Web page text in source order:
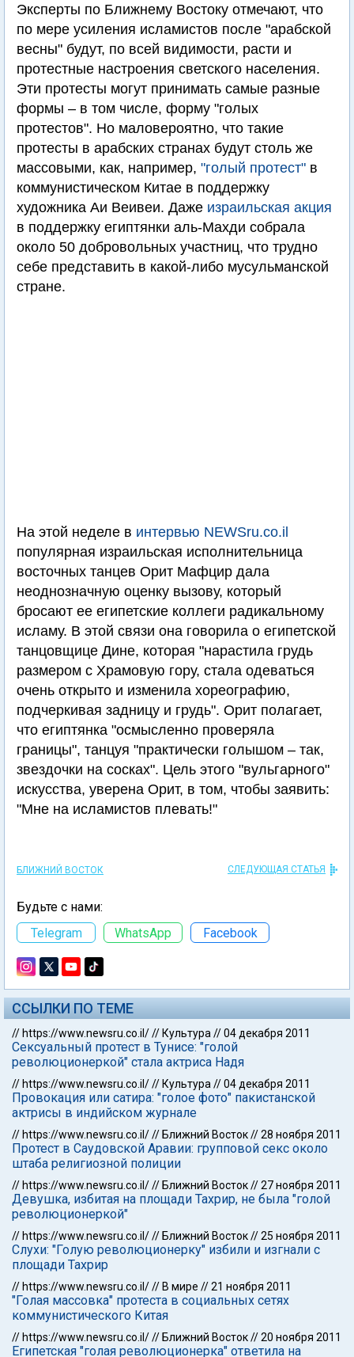
Эксперты по Ближнему Востоку отмечают, что
по мере усиления исламистов после "арабской
весны" будут, по всей видимости, расти и
протестные настроения светского населения.
Эти протесты могут принимать самые разные
формы – в том числе, форму "голых
протестов". Но маловероятно, что такие
протесты в арабских странах будут столь же
массовыми, как, например, "голый протест" в
коммунистическом Китае в поддержку
художника Аи Веивеи. Даже израильская акция
в поддержку египтянки аль-Махди собрала
около 50 добровольных участниц, что трудно
себе представить в какой-либо мусульманской
стране.
На этой неделе в интервью NEWSru.co.il
популярная израильская исполнительница
восточных танцев Орит Мафцир дала
неоднозначную оценку вызову, который
бросают ее египетские коллеги радикальному
исламу. В этой связи она говорила о египетской
танцовщице Дине, которая "нарастила грудь
размером с Храмовую гору, стала одеваться
очень открыто и изменила хореографию,
подчеркивая задницу и грудь". Орит полагает,
что египтянка "осмысленно проверяла
границы", танцуя "практически голышом – так,
звездочки на сосках". Цель этого "вульгарного"
искусства, уверена Орит, в том, чтобы заявить:
"Мне на исламистов плевать!"
БЛИЖНИЙ ВОСТОК СЛЕДУЮЩАЯ СТАТЬЯ
Будьте с нами:
Telegram
WhatsApp Facebook
ССЫЛКИ ПО ТЕМЕ
// https://www.newsru.co.il/// Культура //04 декабря 2011
Сексуальный протест в Тунисе: "голой
революционеркой" стала актриса Надя
// https://www.newsru.co.il/// Культура //04 декабря 2011
Провокация или сатира: "голое фото" пакистанской
актрисы в индийском журнале
// https://www.newsru.co.il/// Ближний Восток//28 ноября 2011
Протест в Саудовской Аравии: групповой секс около
штаба религиозной полиции
// https://www.newsru.co.il/// Ближний Восток//27 ноября 2011
Девушка, избитая на площади Тахрир, не была "голой
революционеркой"
// https://www.newsru.co.il/// Ближний Восток//25 ноября 2011
Слухи: "Голую революционерку" избили и изгнали с
площади Тахрир
// https://www.newsru.co.il/// В мире //21 ноября 2011
"Голая массовка" протеста в социальных сетях
коммунистического Китая
// https://www.newsru.co.il/// Ближний Восток//20 ноября 2011
Египетская "голая революционерка" ответила на